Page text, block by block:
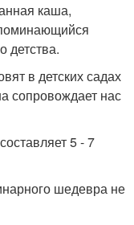
каша,
детства.
в детских садах
сопровождает нас
5 - 7
шедевра не